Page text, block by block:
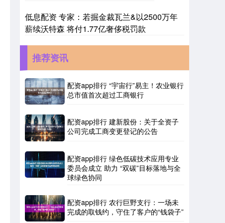
低息配资 专家：若掘金裁瓦兰&以2500万年
薪续沃特森 将付1.77亿奢侈税罚款
推荐资讯
配资app排行 “宇宙行”易主！农业银行
总市值首次超过工商银行
配资app排行 建新股份：关于全资子
公司完成工商变更登记的公告
配资app排行 绿色低碳技术应用专业
委员会成立 助力 “双碳”目标落地与全
球绿色协同
配资app排行 农行巨野支行：一场未
完成的取钱约，守住了客户的“钱袋子”